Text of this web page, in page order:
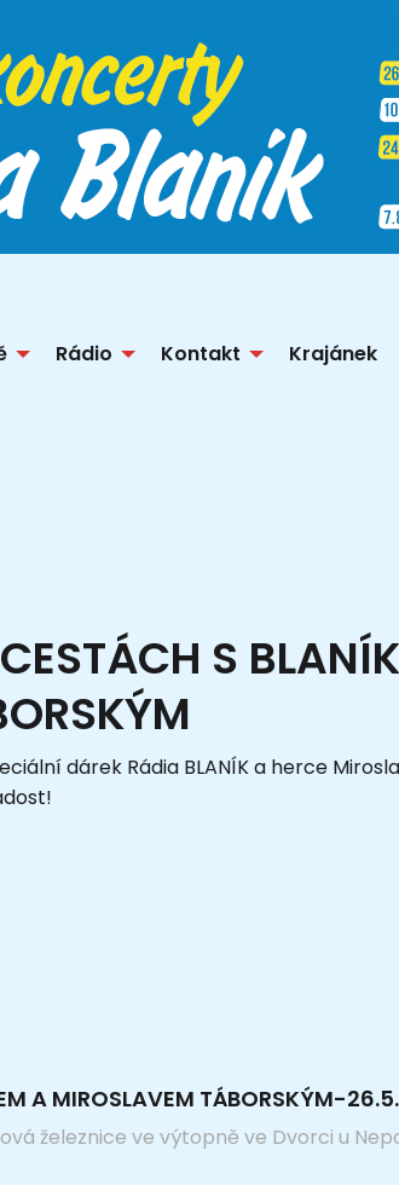
Rádio Kontakt Krajánek
S
dárek Rádia BLANÍK a herce
A MIROSLAVEM TÁBORSKÝM-
železnice ve výtopně ve Dvorci u